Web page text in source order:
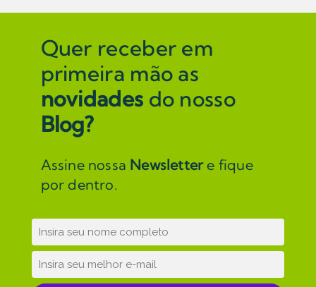
Quer receber em
primeira mão as
novidades do nosso
Blog?
Assine nossa Newslettere fique
por dentro.